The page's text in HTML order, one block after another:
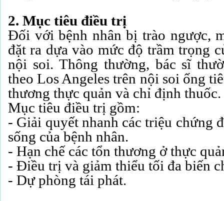
2. Mục tiêu điều trị
Đối với bệnh nhân bị trào ngược,
đặt ra dựa vào mức độ trầm trọng
nội soi. Thông thường, bác sĩ
theo Los Angeles trên nội soi ống
thương thực quản và chỉ định thuốc.
Mục tiêu điều trị gồm:
- Giải quyết nhanh các triệu chứng
sống của bệnh nhân.
- Hạn chế các tổn thương ở thực
- Điều trị và giảm thiểu tối đa biến
- Dự phòng tái phát.